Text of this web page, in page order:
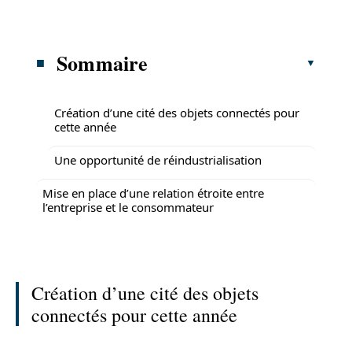
Sommaire
Création d’une cité des objets connectés pour
cette année
Une opportunité de réindustrialisation
Mise en place d’une relation étroite entre
l’entreprise et le consommateur
Création d’une cité des objets
connectés pour cette année